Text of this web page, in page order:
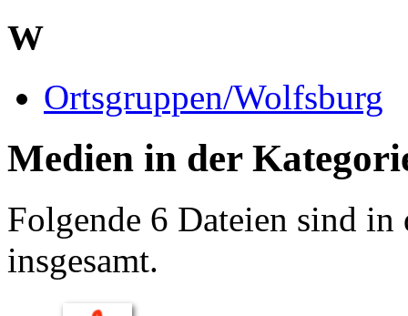
W
Ortsgruppen/Wolfsburg
Medien in der
Folgende 6 Dateien sind
insgesamt.